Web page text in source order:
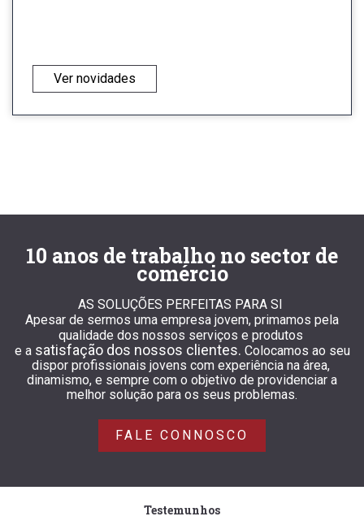
Ver novidades
10 anos de trabalho no sector de
comércio
AS SOLUÇÕES PERFEITAS PARA SI
Apesar de sermos uma empresa jovem, primamos pela
qualidade dos nossos serviços e produtos
e a satisfação dos nossos clientes. Colocamos ao seu
dispor profissionais jovens com experiência na área,
dinamismo, e sempre com o objetivo de providenciar a
melhor solução para os seus problemas.
FALE CONNOSCO
Testemunhos